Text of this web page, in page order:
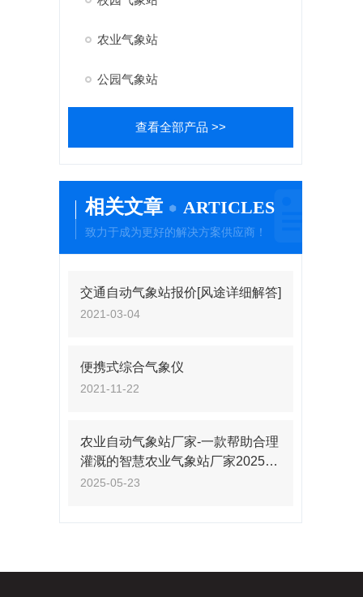
农业气象站
公园气象站
查看全部产品 >>
相关文章 ARTICLES
致力于成为更好的解决方案供应商！
交通自动气象站报价[风途详细解答]
2021-03-04
便携式综合气象仪
2021-11-22
农业自动气象站厂家-一款帮助合理
灌溉的智慧农业气象站厂家2025
+派+送
2025-05-23